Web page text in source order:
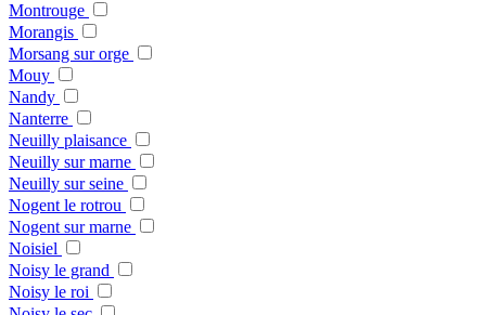
Montrouge
Morangis
Morsang sur orge
Mouy
Nandy
Nanterre
Neuilly plaisance
Neuilly sur marne
Neuilly sur seine
Nogent le rotrou
Nogent sur marne
Noisiel
Noisy le grand
Noisy le roi